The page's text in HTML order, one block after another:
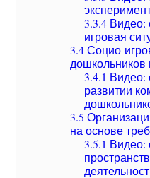
3.3.4 Видео:
игровая
3.4Социо-
3.4.1 Видео:
развитии
3.5
на основе
3.5.1 Видео: